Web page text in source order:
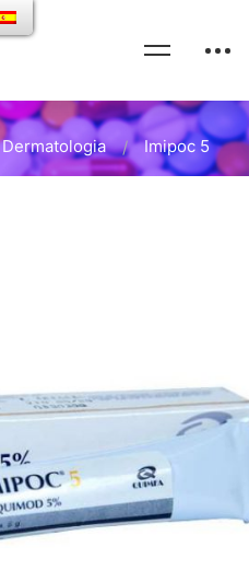
Dermatologia Imipoc 5